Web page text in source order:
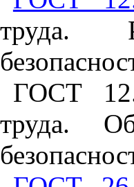
труда.
ГОСТ
труда.